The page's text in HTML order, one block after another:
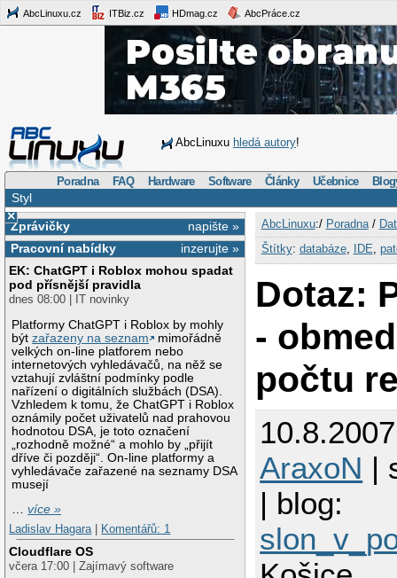
AbcLinuxu.cz ITBiz.cz HDmag.cz AbcPráce.cz
AbcLinuxu hledá autory!
Poradna FAQ Hardware Software Články Učebnice
Styl
×
napište »
Zprávičky
inzerujte »
Pracovní nabídky
EK: ChatGPT i Roblox mohou spadat
pod přísnější pravidla
dnes 08:00 | IT novinky
Platformy ChatGPT i Roblox by mohly
býtzařazeny na seznam
mimořádně
velkých on-line platforem nebo
internetových vyhledávačů, na něž se
vztahují zvláštní podmínky podle
nařízení o digitálních službách (DSA).
Vzhledem k tomu, že ChatGPT i Roblox
oznámily počet uživatelů nad prahovou
hodnotou DSA, je toto označení
„rozhodně možné“ a mohlo by „přijít
dříve či později“. On-line platformy a
vyhledávače zařazené na seznamy DSA
musejí
…více »
Ladislav Hagara
Komentářů: 1
Cloudflare OS
včera 17:00 | Zajímavý software
AbcLinuxu:/ Poradna/
Štítky: databáze, IDE
Dotaz:
-
počtu
AraxoN |
| blog: